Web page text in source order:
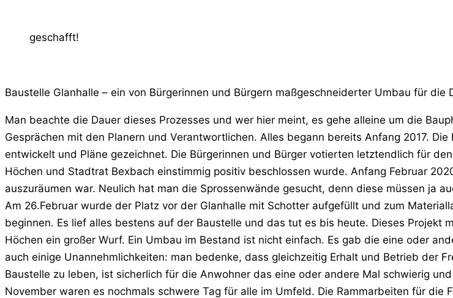
geschafft!
Baustelle Glanhalle – ein von Bürgerinnen und Bürgern maßgeschneiderter Umbau für die
Man beachte die Dauer dieses Prozesses und wer hier meint, es gehe alleine um die
Gesprächen mit den Planern und Verantwortlichen. Alles begann bereits Anfang 2017.
entwickelt und Pläne gezeichnet. Die Bürgerinnen und Bürger votierten letztendlich für
Höchen und Stadtrat Bexbach einstimmig positiv beschlossen wurde. Anfang Februar
auszuräumen war. Neulich hat man die Sprossenwände gesucht, denn diese müssen ja
Am 26.Februar wurde der Platz vor der Glanhalle mit Schotter aufgefüllt und zum
beginnen. Es lief alles bestens auf der Baustelle und das tut es bis heute. Dieses Projekt
Höchen ein großer Wurf. Ein Umbau im Bestand ist nicht einfach. Es gab die eine oder
auch einige Unannehmlichkeiten: man bedenke, dass gleichzeitig Erhalt und Betrieb der
Baustelle zu leben, ist sicherlich für die Anwohner das eine oder andere Mal schwierig
November waren es nochmals schwere Tag für alle im Umfeld. Die Rammarbeiten für